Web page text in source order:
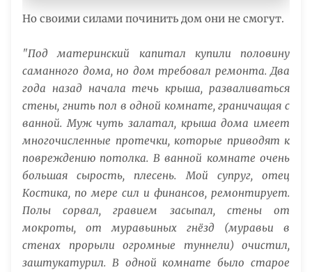
Но своими силами починить дом они не смогут.
"Под материнский капитал купили половину
саманного дома, но дом требовал ремонта. Два
года назад начала течь крыша, разваливаться
стены, гнить пол в одной комнате, граничащая с
ванной. Муж чуть залатал, крыша дома имеет
многочисленные протечки, которые приводят к
повреждению потолка. В ванной комнате очень
большая сырость, плесень. Мой супруг, отец
Костика, по мере сил и финансов, ремонтирует.
Полы сорвал, гравием засыпал, стены от
мокроты, от муравьиных гнёзд (муравьи в
стенах прорыли огромные туннели) очистил,
заштукатурил. В одной комнате было старое